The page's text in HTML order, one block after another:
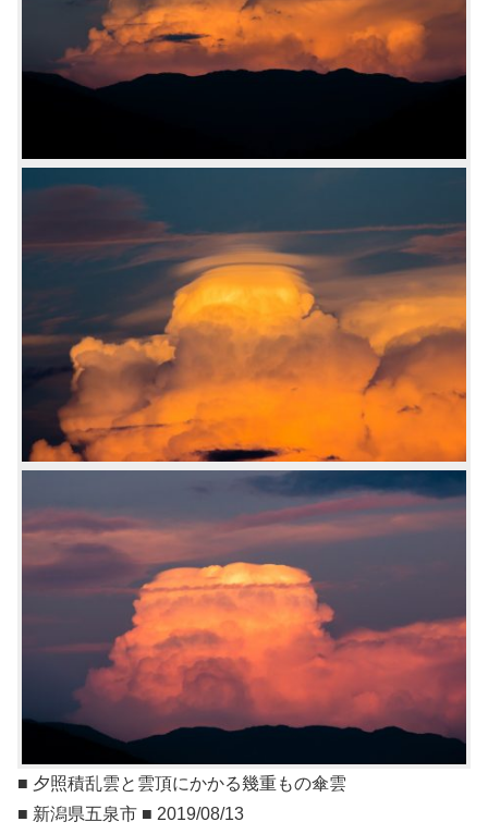
■ 夕照積乱雲と雲頂にかかる幾重もの傘雲
■ 新潟県五泉市 ■ 2019/08/13